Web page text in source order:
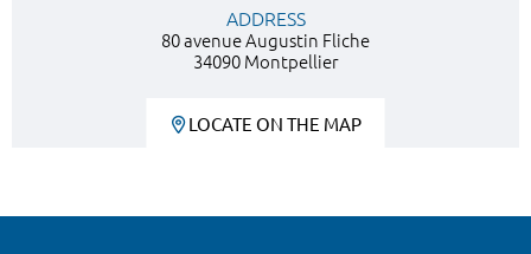
ADDRESS
80 avenue Augustin Fliche
34090 Montpellier
LOCATE ON THE MAP